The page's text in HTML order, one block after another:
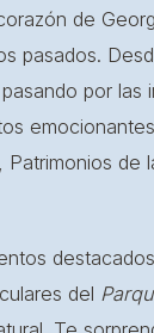
de
pasados.
por las
, Patrimonios de
del